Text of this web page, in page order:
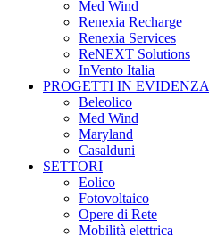
Med Wind
Renexia Recharge
Renexia Services
ReNEXT Solutions
InVento Italia
PROGETTI IN EVIDENZA
Beleolico
Med Wind
Maryland
Casalduni
SETTORI
Eolico
Fotovoltaico
Opere di Rete
Mobilità elettrica